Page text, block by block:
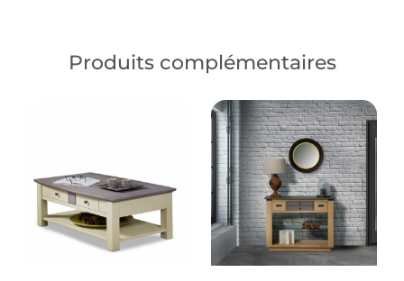
Produits complémentaires